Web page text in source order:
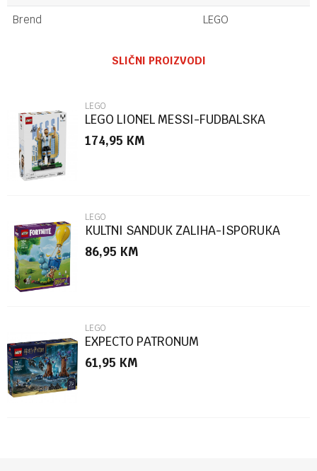
Brend
LEGO
Poruka
POŠALJI
SLIČNI PROIZVODI
LEGO
LEGO LIONEL MESSI-FUDBALSKA
LEGENDA
174,95 KM
LEGO
KULTNI SANDUK ZALIHA-ISPORUKA
86,95 KM
LEGO
EXPECTO PATRONUM
61,95 KM